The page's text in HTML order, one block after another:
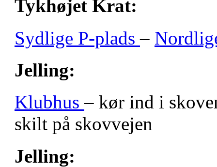
Tykhøjet Krat:
Sydlige P-plads–
Jelling:
Klubhus– kør ind i
skilt på skovvejen
Jelling: